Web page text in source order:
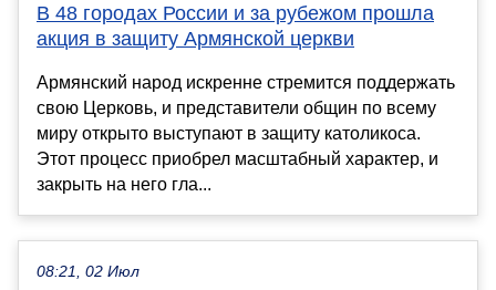
В 48 городах России и за рубежом прошла
акция в защиту Армянской церкви
Армянский народ искренне стремится поддержать
свою Церковь, и представители общин по всему
миру открыто выступают в защиту католикоса.
Этот процесс приобрел масштабный характер, и
закрыть на него гла...
08:21, 02 Июл